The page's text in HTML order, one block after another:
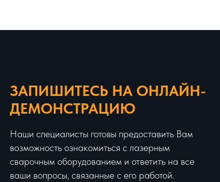
ЗАПИШИТЕСЬ НА ОНЛАЙН-
ДЕМОНСТРАЦИЮ
Наши специалисты готовы предоставить Вам
возможность ознакомиться с лазерным
сварочным оборудованием и ответить на все
ваши вопросы, связанные с его работой.